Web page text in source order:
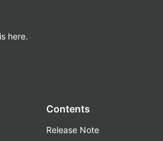
here.
Contents
Release Note